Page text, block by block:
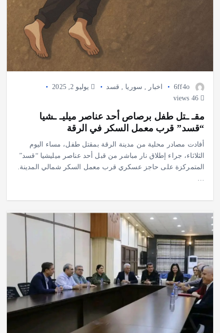
6ff4o اخبار سوريا قسد
يوليو 2, 2025
مقـ ـتل طفل برصاص أحد عناصر ميليـ ـشيا
“قسد” قرب معمل السكر في الرقة
أفادت مصادر محلية من مدينة الرقة بمقتل طفل، مساء اليوم
الثلاثاء، جراء إطلاق نار مباشر من قبل أحد عناصر ميليشيا “قسد”
المتمركزة على حاجز عسكري قرب معمل السكر شمالي المدينة.